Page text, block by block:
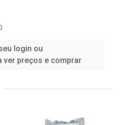
login ou
ver preços e comprar